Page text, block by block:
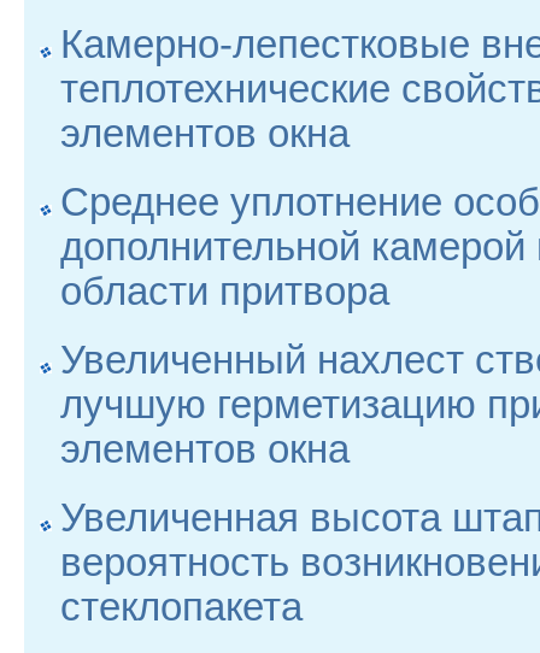
Камерно-лепестковые
теплотехнические
элементов окна
Среднее уплотнение
дополнительной
области притвора
Увеличенный нахлест
лучшую герметизацию
элементов окна
Увеличенная высота
вероятность
стеклопакета